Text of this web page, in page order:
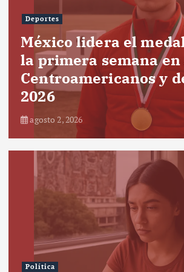
Deportes
México lidera el
la primera semana en
Centroamericanos y
2026
agosto 2, 2026
Política